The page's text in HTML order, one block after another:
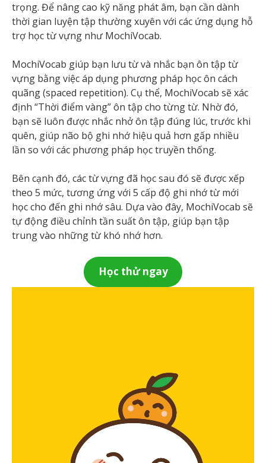
trọng. Để nâng cao kỹ năng phát âm, bạn cần dành
thời gian luyện tập thường xuyên với các ứng dụng hỗ
trợ học từ vựng như MochiVocab.
MochiVocab giúp bạn lưu từ và nhắc bạn ôn tập từ
vựng bằng việc áp dụng phương pháp học ôn cách
quãng (spaced repetition). Cụ thể, MochiVocab sẽ xác
định “Thời điểm vàng” ôn tập cho từng từ. Nhờ đó,
bạn sẽ luôn được nhắc nhở ôn tập đúng lúc, trước khi
quên, giúp não bộ ghi nhớ hiệu quả hơn gấp nhiều
lần so với các phương pháp học truyền thống.
Bên cạnh đó, các từ vựng đã học sau đó sẽ được xếp
theo 5 mức, tương ứng với 5 cấp độ ghi nhớ từ mới
học cho đến ghi nhớ sâu. Dựa vào đây, MochiVocab sẽ
tự động điều chỉnh tần suất ôn tập, giúp bạn tập
trung vào những từ khó nhớ hơn.
Học thử ngay